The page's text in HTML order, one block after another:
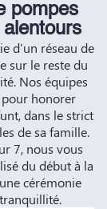
pompes
d'un réseau de
sur le reste du
Nos équipes
honorer
dans le strict
de sa famille.
7, nous vous
du début à la
cérémonie